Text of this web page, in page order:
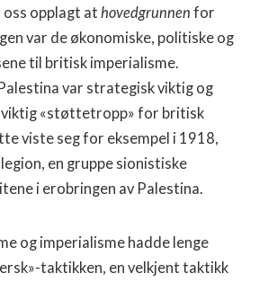
opplagt at hovedgrunnen for
var de økonomiske, politiske og
til britisk imperialisme.
var strategisk viktig og
viktig «støttetropp» for britisk
viste seg for eksempel i 1918,
en gruppe sionistiske
i erobringen av Palestina.
og imperialisme hadde lenge
taktikken, en velkjent taktikk